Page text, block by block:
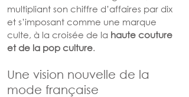
multipliant son chiffre d’affaires par dix
et s’imposant comme une marque
culte, à la croisée de la haute couture
et de la pop culture.
Une vision nouvelle de la
mode française